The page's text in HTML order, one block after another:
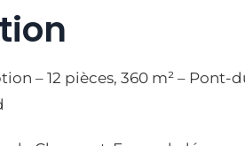
– 12 pièces, 360 m² – Pont-